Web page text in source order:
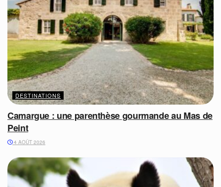
DESTINATIONS
Camargue : une parenthèse gourmande au Mas de
Peint
4 AOÛT 2026